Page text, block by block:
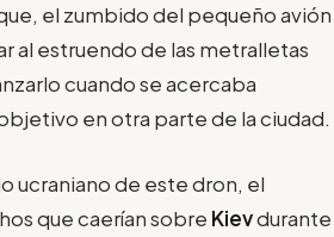
el zumbido del pequeño avión
al estruendo de las metralletas
cuando se acercaba
en otra parte de la ciudad.
ucraniano de este dron, el
que caerían sobre Kievdurante